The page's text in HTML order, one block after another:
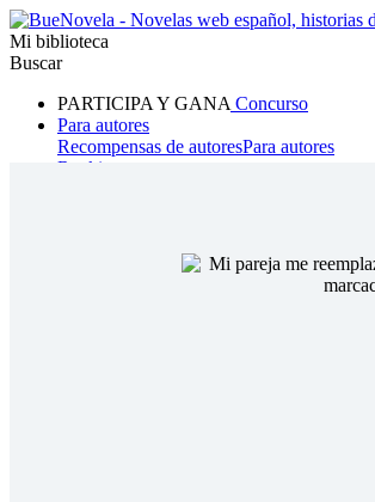
Mi biblioteca
Buscar
PARTICIPA Y GANA Concurso
Para autores
Recompensas de autoresPara autores
Ranking
Hombre lobo Sistema